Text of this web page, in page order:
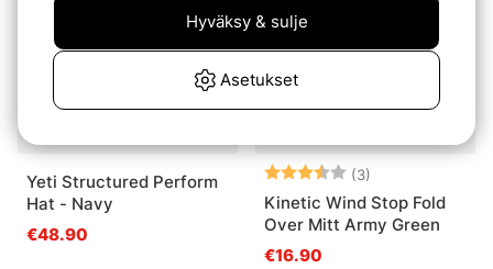
Yeti Structured Perform
Hat - Navy
€48.90
Arvio: (3)
Kinetic Wind Stop Fold
Over Mitt Army Green
€16.90
Asetukset
Hyväksy & sulje